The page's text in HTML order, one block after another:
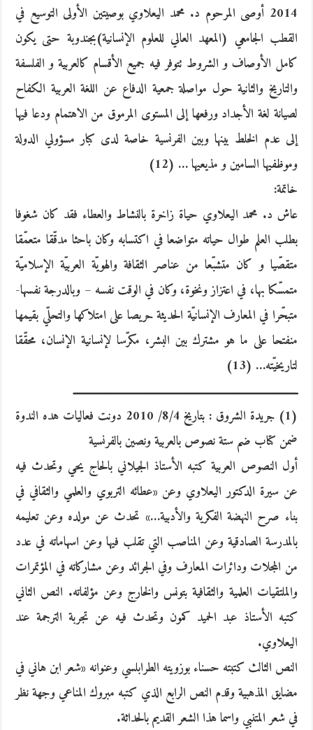
2014 أوصى المرحوم د. محمد اليعلاوي بوصيتين الأولى التوسيع في
القطب الجامعي (المعهد العالي للعلوم الإنسانية)بجندوبة حتى يكون
كامل الأوصاف و الشروط تتوفر فيه جميع الأقسام كالعربية و الفلسفة
والتاريخ والثانية حول مواصلة جمعية الدفاع عن اللغة العربية الكفاح
لصيانة لغة الأجداد ورفعها إلى المستوى المرموق من الاهتمام ودعا فيها
إلى عدم الخلط بينها وبين الفرنسية خاصة لدى كبار مسؤولي الدولة
وموظفيها السامين و مذيعيها … (12)
خاتمة:
عاش د. محمد اليعلاوي حياة زاخرة بالنشاط والعطاء فقد كان شغوفا
بطلب العلم طوال حياته متواضعا في اكتسابه وكان باحثا مدقّقا متعمّقا
متقصّيا و كان متشبّعا من عناصر الثقافة والهويّة العربيّة الإسلاميّة
متمسّكا بها، في اعتزاز ونخوة، وكان في الوقت نفسه – وبالدرجة نفسها-
متبحّرا في المعارف الإنسانيّة الحديثة حريصا على امتلاكها والتحلّي بقيمها
منفتحا على ما هو مشترك بين البشر، مكرّسا لإنسانية الإنسان، محقّقا
لتاريخيّته… (13)
ـــــــــــــــــــــــــــــــــــــــــــــــــــــــــــــــــــــــــــــــــــــــــــــــــــــــــــ
(1) جريدة الشروق : بتاريخ 8/4/ 2010 دونت فعاليات هده الندوة
ضمن كتاب ضم ستة نصوص بالعربية ونصين بالفرنسية
أول النصوص العربية كتبه الأستاذ الجيلاني بالحاج يحي وتحدث فيه
عن سيرة الدكتور اليعلاوي وعن «عطائه التربوي والعلمي والثقافي في
بناء صرح النهضة الفكرية والأدبية…» تحدث عن مولده وعن تعليمه
بالمدرسة الصادقية وعن المناصب التي تقلب فيها وعن اسهاماته في عدد
من المجلات ودائرات المعارف وفي الجرائد وعن مشاركاته في المؤتمرات
والملتقيات العلمية والثقافية بتونس والخارج وعن مؤلفاته. النص الثاني
كتبه الأستاذ عبد الحميد كمون وتحدث فيه عن تجربة الترجمة عند
اليعلاوي.
النص الثالث كتبته حسناء بوزويته الطرابلسي وعنوانه «شعر ابن هاني في
مضايق المذهبية وقدم النص الرابع الذي كتبه مبروك المناعي وجهة نظر
في شعر المتنبي واسما هذا الشعر القديم بالحداثة.